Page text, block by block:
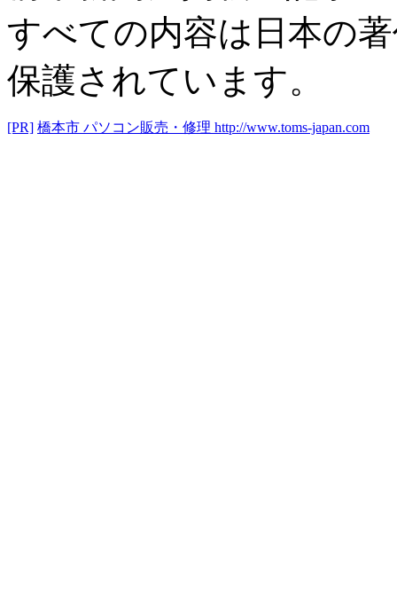
すべての内容は日本の
保護されています。
[PR] 橋本市 パソコン販売・修理 http://www.toms-japan.com